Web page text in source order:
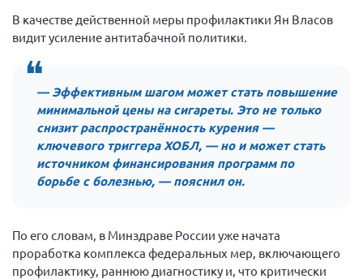
Третий съезд
Четвертый съезд
Пятый съезд
Шестой съезд
ОФ «Фонд содействия больным рассеянным
склерозом»
Новости: Казахстан
Нормативно-правовые документы
Методическая литература для НКО
В качестве действенной меры профилактики Ян Власов
видит усиление антитабачной политики.
— Эффективным шагом может стать повышение
минимальной цены на сигареты. Это не только
снизит распространённость курения —
ключевого триггера ХОБЛ, — но и может стать
источником финансирования программ по
борьбе с болезнью, — пояснил он.
По его словам, в Минздраве России уже начата
проработка комплекса федеральных мер, включающего
профилактику, раннюю диагностику и, что критически